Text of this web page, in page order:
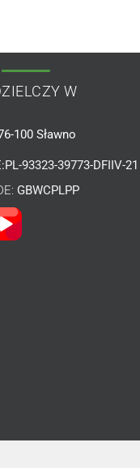
W
100 Sławno
93323-39773-DFIIV-21
GBWCPLPP